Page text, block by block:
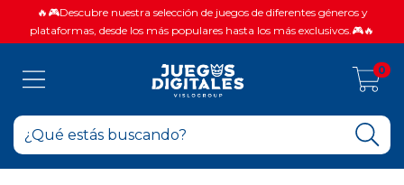
🔥🎮Descubre nuestra selección de juegos de diferentes géneros y
plataformas, desde los más populares hasta los más exclusivos.🎮🔥
0